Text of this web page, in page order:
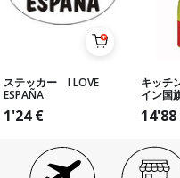
ステッカー I LOVE
ESPAÑA
1'24€
キッチ
イン国
14'88